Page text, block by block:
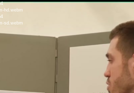
hd.webm
sd.webm